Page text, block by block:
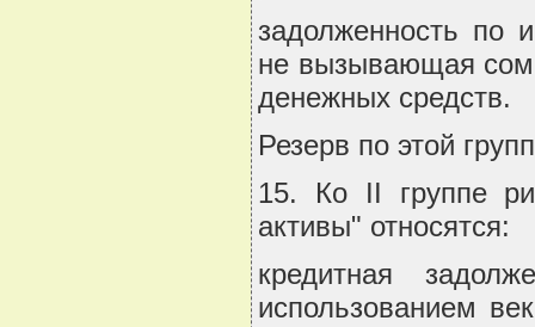
задолженность по
не вызывающая
денежных средств.
Резерв по этой
15. Ко II группе
активы" относятся:
кредитная
использованием